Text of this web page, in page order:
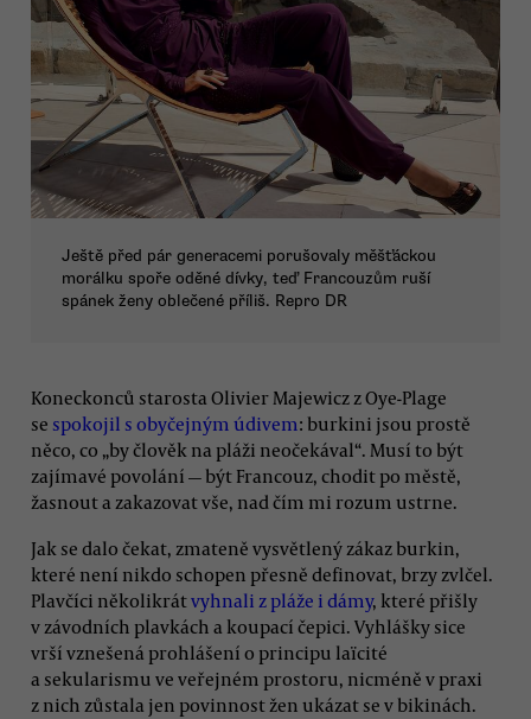
Ještě před pár generacemi porušovaly měšťáckou
morálku spoře oděné dívky, teď Francouzům ruší
spánek ženy oblečené příliš. Repro DR
Koneckonců starosta Olivier Majewicz z Oye-Plage
se spokojil s obyčejným údivem: burkini jsou prostě
něco, co „by člověk na pláži neočekával“. Musí to být
zajímavé povolání — být Francouz, chodit po městě,
žasnout a zakazovat vše, nad čím mi rozum ustrne.
Jak se dalo čekat, zmateně vysvětlený zákaz burkin,
které není nikdo schopen přesně definovat, brzy zvlčel.
Plavčíci několikrátvyhnali z pláže i dámy, které přišly
v závodních plavkách a koupací čepici. Vyhlášky sice
vrší vznešená prohlášení o principu laïcité
a sekularismu ve veřejném prostoru, nicméně v praxi
z nich zůstala jen povinnost žen ukázat se v bikinách.